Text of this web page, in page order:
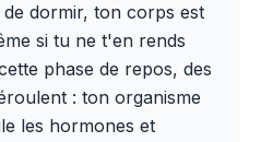
dormir, ton corps est
si tu ne t'en rends
phase de repos, des
: ton organisme
les hormones et